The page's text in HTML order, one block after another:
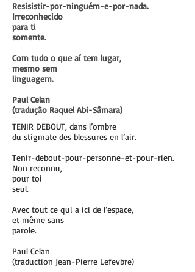
Resisistir-por-ninguém-e-por-nada.
Irreconhecido
para ti
somente.
Com tudo o que aí tem lugar,
mesmo sem
linguagem.
Paul Celan
(tradução Raquel Abi-Sâmara)
TENIR DEBOUT, dans l’ombre
du stigmate des blessures en l’air.
Tenir-debout-pour-personne-et-pour-rien.
Non reconnu,
pour toi
seul.
Avec tout ce qui a ici de l’espace,
et même sans
parole.
Paul Celan
(traduction Jean-Pierre Lefevbre)